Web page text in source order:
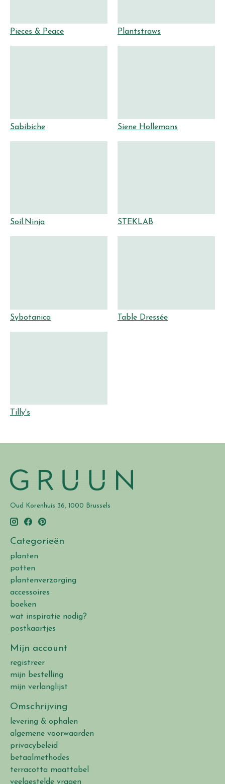
Pieces & Peace Plantstraws
Sabibiche Siene Hollemans
Soil.Ninja STEKLAB
Sybotanica Table Dressée
Tilly's
Oud Korenhuis 36, 1000 Brussels
Categorieën
planten
potten
plantenverzorging
accessoires
boeken
wat inspiratie nodig?
postkaartjes
Mijn account
registreer
mijn bestelling
mijn verlanglijst
Omschrijving
levering & ophalen
algemene voorwaarden
privacybeleid
betaalmethodes
terracotta maattabel
veelgestelde vragen